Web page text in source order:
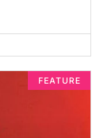
FEATURE